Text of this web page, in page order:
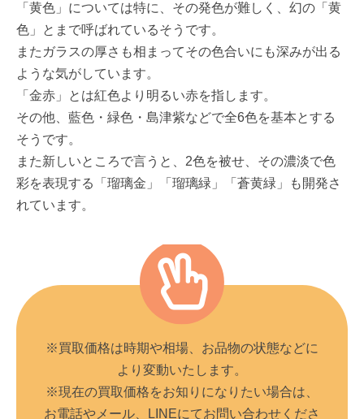
「黄色」については特に、その発色が難しく、幻の「黄
色」とまで呼ばれているそうです。
またガラスの厚さも相まってその色合いにも深みが出る
ような気がしています。
「金赤」とは紅色より明るい赤を指します。
その他、藍色・緑色・島津紫などで全6色を基本とする
そうです。
また新しいところで言うと、2色を被せ、その濃淡で色
彩を表現する「瑠璃金」「瑠璃緑」「蒼黄緑」も開発さ
れています。
※買取価格は時期や相場、お品物の状態などに
より変動いたします。
※現在の買取価格をお知りになりたい場合は、
お電話やメール、LINEにてお問い合わせくださ